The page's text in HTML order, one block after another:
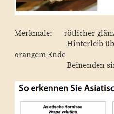
Merkmale: rötlicher
Hinterleib
orangem Ende
Beinenden sind